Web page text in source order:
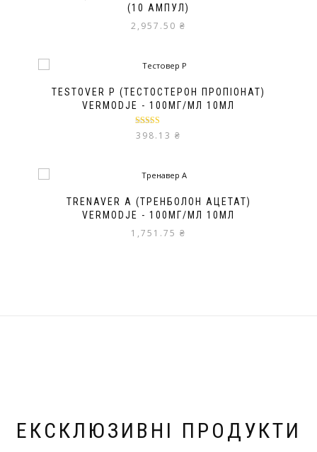
(10 АМПУЛ)
2,957.50 ₴
TESTOVER P (ТЕСТОСТЕРОН ПРОПІОНАТ)
VERMODJE - 100МГ/МЛ 10МЛ
Оцінено в
5.00 з 5
398.13 ₴
TRENAVER A (ТРЕНБОЛОН АЦЕТАТ)
VERMODJE - 100МГ/МЛ 10МЛ
1,751.75 ₴
ЕКСКЛЮЗИВНІ ПРОДУКТИ